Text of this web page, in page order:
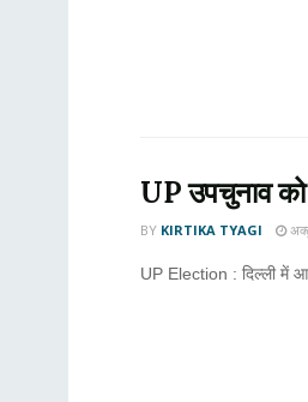
UP उपचुनाव
BY KIRTIKA TYAGI
UP Election : दिल्ली में